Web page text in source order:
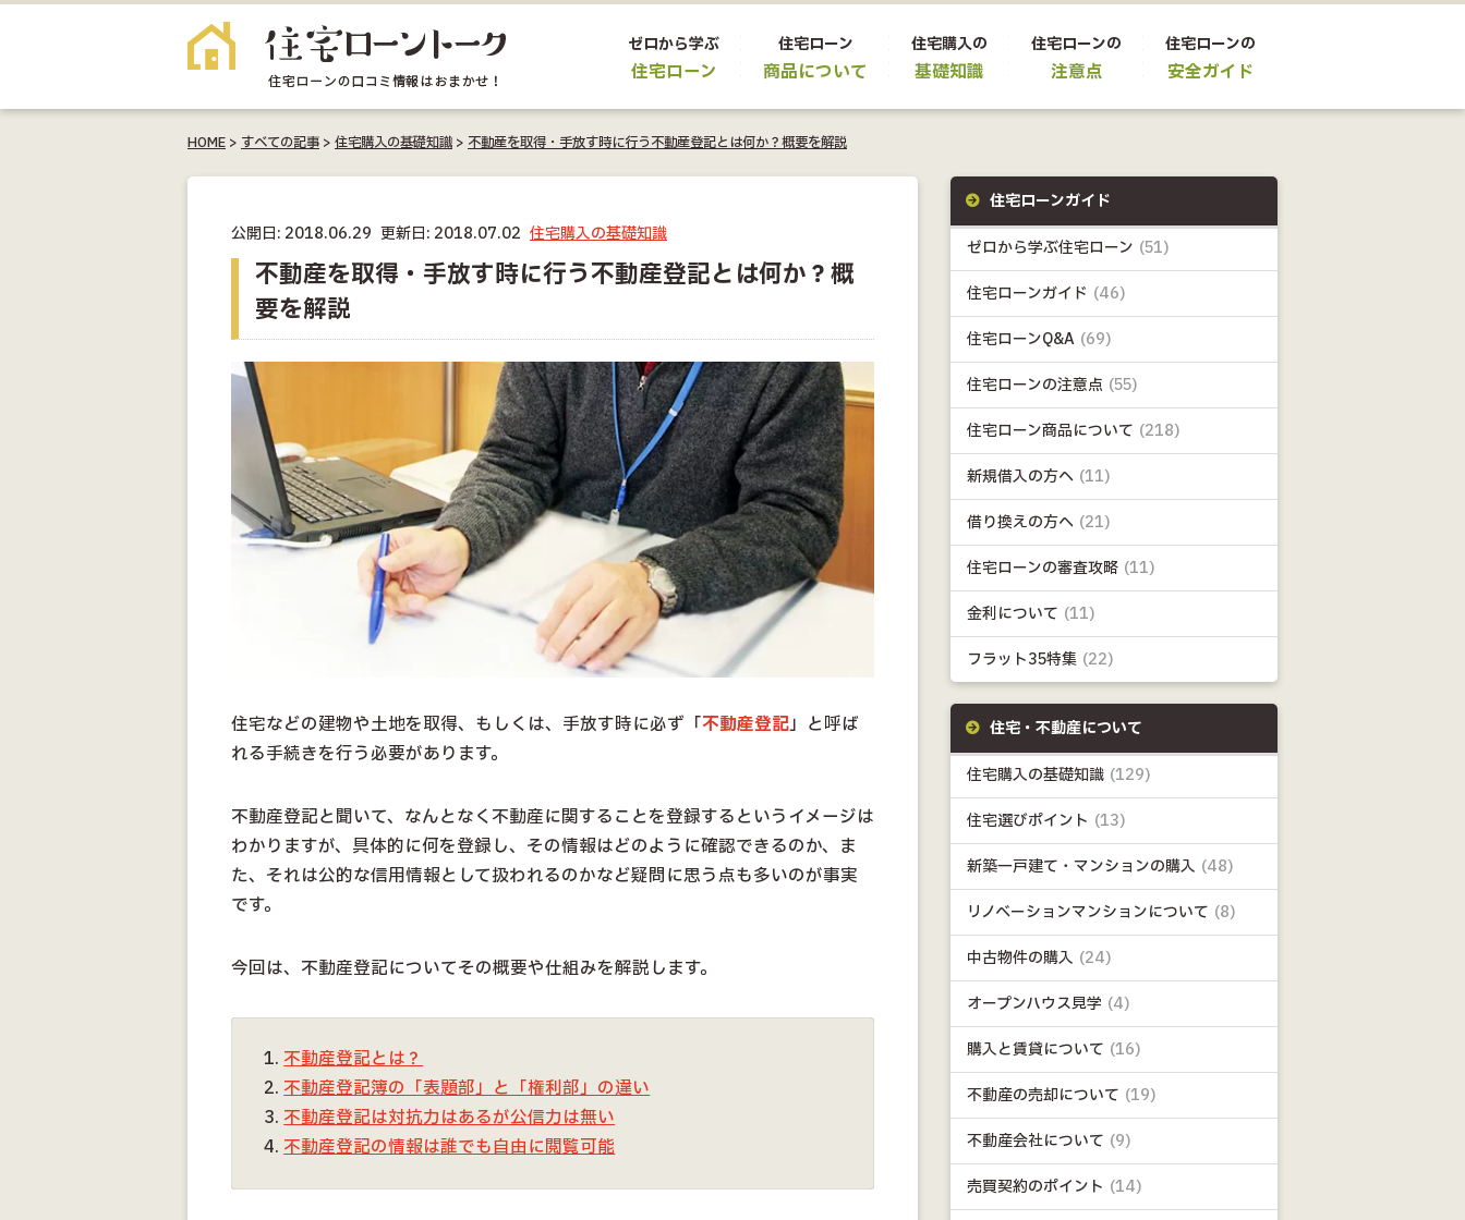
ゼロから学ぶ
住宅ローン
住宅ローン
商品について
住宅購入の
基礎知識
住宅ローンの
注意点
住宅ローンの
安全ガイド
HOME > すべての記事 > 住宅購入の基礎知識 > 不動産を取得・手放す時に行う不動産登記とは何か？概要を解説
公開日: 2018.06.29 更新日: 2018.07.02 住宅購入の基礎知識
不動産を取得・手放す時に行う不動産登記とは何か？概
要を解説
住宅などの建物や土地を取得、もしくは、手放す時に必ず「不動産登記」と呼ば
れる手続きを行う必要があります。
不動産登記と聞いて、なんとなく不動産に関することを登録するというイメージは
わかりますが、具体的に何を登録し、その情報はどのように確認できるのか、ま
た、それは公的な信用情報として扱われるのかなど疑問に思う点も多いのが事実
です。
今回は、不動産登記についてその概要や仕組みを解説します。
不動産登記とは？
不動産登記簿の「表題部」と「権利部」の違い
不動産登記は対抗力はあるが公信力は無い
不動産登記の情報は誰でも自由に閲覧可能
住宅ローンガイド
ゼロから学ぶ住宅ローン (51)
住宅ローンガイド (46)
住宅ローンQ&A (69)
住宅ローンの注意点 (55)
住宅ローン商品について (218)
新規借入の方へ (11)
借り換えの方へ (21)
住宅ローンの審査攻略 (11)
金利について (11)
フラット35特集 (22)
住宅・不動産について
住宅購入の基礎知識 (129)
住宅選びポイント (13)
新築一戸建て・マンションの購入 (48)
リノベーションマンションについて (8)
中古物件の購入 (24)
オープンハウス見学 (4)
購入と賃貸について (16)
不動産の売却について (19)
不動産会社について (9)
売買契約のポイント (14)